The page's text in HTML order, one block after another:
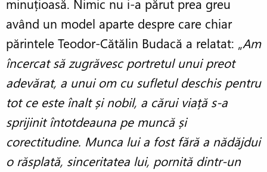
minuțioasă. Nimic nu i-a părut prea greu
având un model aparte despre care chiar
părintele Teodor-Cătălin Budacă a relatat: „Am
încercat să zugrăvesc portretul unui preot
adevărat, a unui om cu sufletul deschis pentru
tot ce este înalt și nobil, a cărui viață s-a
sprijinit întotdeauna pe muncă și
corectitudine. Munca lui a fost fără a nădăjdui
o răsplată, sinceritatea lui, pornită dintr-un